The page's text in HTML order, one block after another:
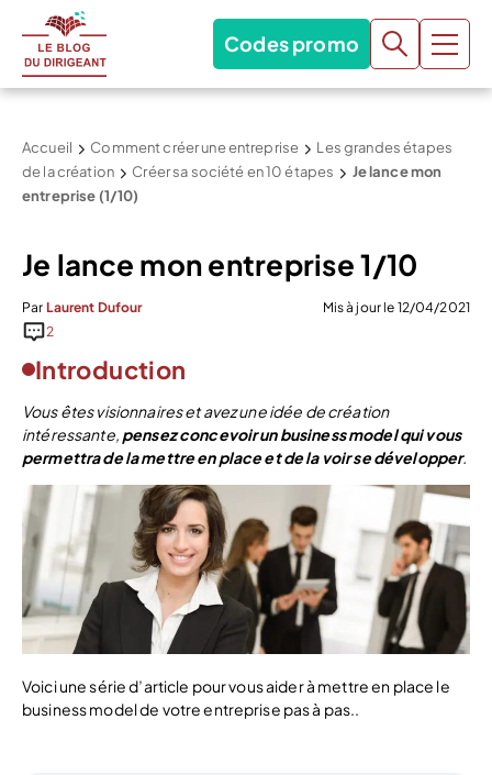
Codes promo
Accueil Comment créer une entreprise
Les grandes étapes
de la création
Créer sa société en 10 étapes
Je lance mon
entreprise (1/10)
Je lance mon entreprise 1/10
Par Laurent Dufour
Mis à jour le 12/04/2021
2
Introduction
Vous êtes visionnaires et avez une idée de création
intéressante, pensez concevoir un business model qui vous
permettra de la mettre en place et de la voir se développer.
Voici une série d’article pour vous aider à mettre en place le
business model de votre entreprise pas à pas..